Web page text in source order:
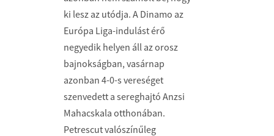
ki lesz az utódja. A Dinamo az
Európa Liga-indulást érő
negyedik helyen áll az orosz
bajnokságban, vasárnap
azonban 4-0-s vereséget
szenvedett a sereghajtó Anzsi
Mahacskala otthonában.
Petrescut valószínűleg